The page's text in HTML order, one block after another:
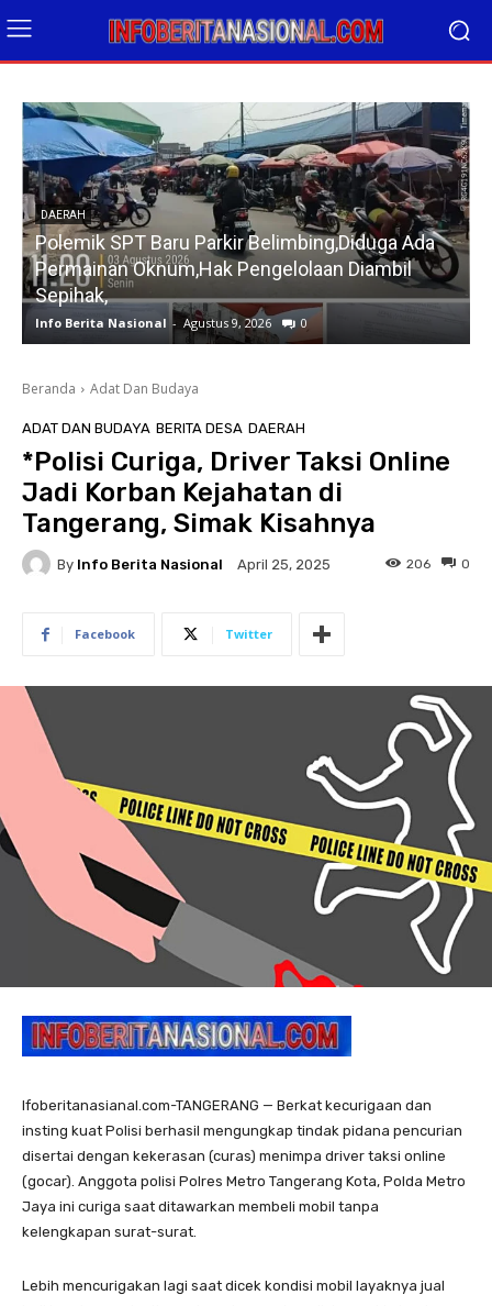
DAERAH
Polemik SPT Baru Parkir Belimbing,Diduga Ada
Permainan Oknum,Hak Pengelolaan Diambil
Sepihak,
Info Berita Nasional - Agustus 9, 2026 0
Beranda Adat Dan Budaya
ADAT DAN BUDAYA BERITA DESA DAERAH
*Polisi Curiga, Driver Taksi Online
Jadi Korban Kejahatan di
Tangerang, Simak Kisahnya
By Info Berita Nasional April 25, 2025 0
206
Facebook Twitter
Ifoberitanasianal.com-TANGERANG — Berkat kecurigaan dan
insting kuat Polisi berhasil mengungkap tindak pidana pencurian
disertai dengan kekerasan (curas) menimpa driver taksi online
(gocar). Anggota polisi Polres Metro Tangerang Kota, Polda Metro
Jaya ini curiga saat ditawarkan membeli mobil tanpa
kelengkapan surat-surat.
Lebih mencurigakan lagi saat dicek kondisi mobil layaknya jual